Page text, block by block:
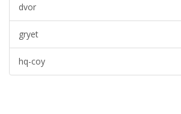
dvor
gryet
hq-coy